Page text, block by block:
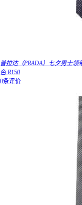
普拉达（PRADA）七夕男士
色 R150
0条评价